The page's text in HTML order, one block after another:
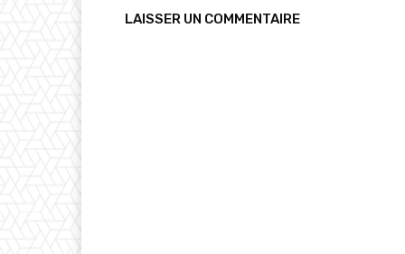
LAISSER UN COMMENTAIRE